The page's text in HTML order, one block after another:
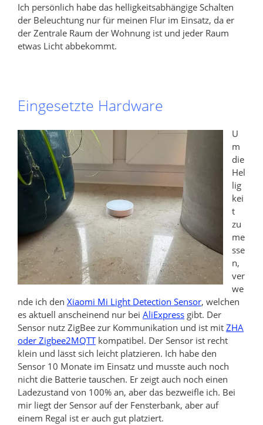
Ich persönlich habe das helligkeitsabhängige Schalten
der Beleuchtung nur für meinen Flur im Einsatz, da er
der Zentrale Raum der Wohnung ist und jeder Raum
etwas Licht abbekommt.
Eingesetzte Hardware
U
m
die
Hel
lig
kei
t
zu
me
sse
n,
ver
we
nde ich den Xiaomi Mi Light Detection Sensor, welchen
es aktuell anscheinend nur bei AliExpress gibt. Der
Sensor nutz ZigBee zur Kommunikation und ist mit ZHA
oder Zigbee2MQTTkompatibel. Der Sensor ist recht
klein und lässt sich leicht platzieren. Ich habe den
Sensor 10 Monate im Einsatz und musste auch noch
nicht die Batterie tauschen. Er zeigt auch noch einen
Ladezustand von 100% an, aber das bezweifle ich. Bei
mir liegt der Sensor auf der Fensterbank, aber auf
einem Regal ist er auch gut platziert.